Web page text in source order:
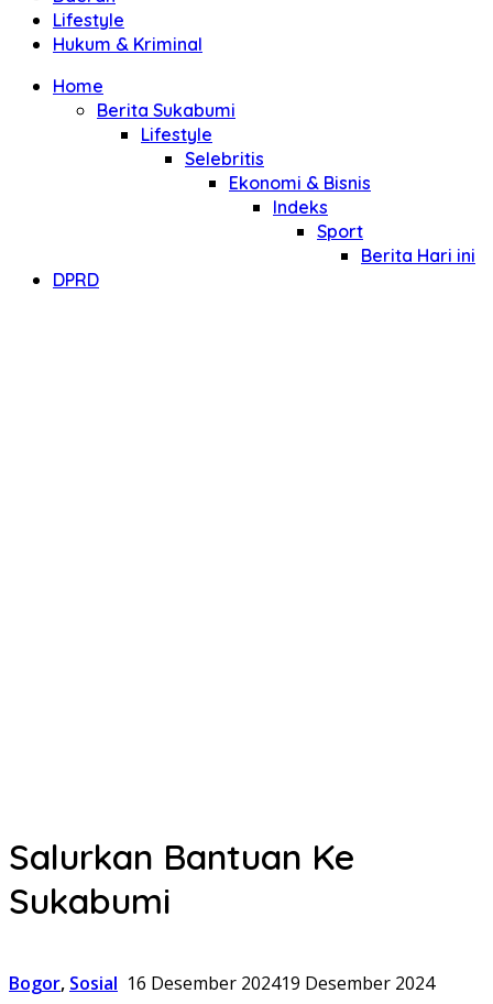
Lifestyle
Hukum & Kriminal
Home
Berita Sukabumi
Lifestyle
Selebritis
Ekonomi & Bisnis
Indeks
Sport
Berita Hari ini
DPRD
Salurkan Bantuan Ke
Sukabumi
Bogor, Sosial 16 Desember 202419 Desember 2024